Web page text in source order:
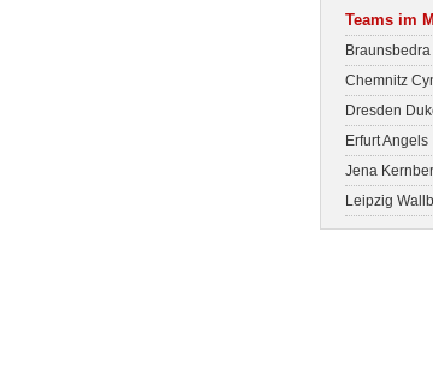
Teams im
Chemnitz
Dresden
Erfurt Angels
Jena
Leipzig